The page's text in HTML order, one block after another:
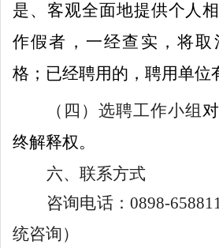
是、客观全面地提供个人
作假者，一经查实，将取
格；已经聘用的， 聘用单位
（四） 选聘工作小组
终解释权。
六、联系方式
咨询电话：0898-6588
统咨询）